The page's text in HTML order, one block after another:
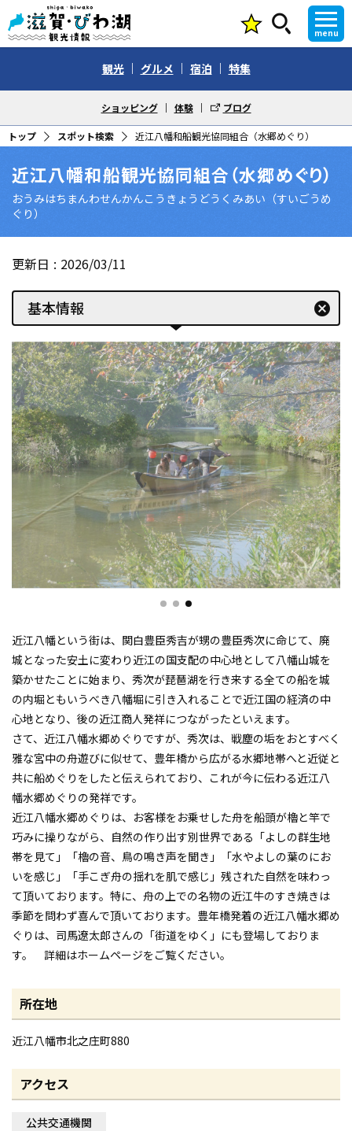
menu
観光 グルメ 宿泊 特集
ショッピング 体験 ブログ
トップ スポット検索 近江八幡和船観光協同組合（水郷めぐり）
近江八幡和船観光協同組合（水郷めぐり）
おうみはちまんわせんかんこうきょうどうくみあい（すいごうめ
ぐり）
更新日 2026/03/11
基本情報 cancel
近江八幡という街は、関白豊臣秀吉が甥の豊臣秀次に命じて、廃
城となった安土に変わり近江の国支配の中心地として八幡山城を
築かせたことに始まり、秀次が琵琶湖を行き来する全ての船を城
の内堀ともいうべき八幡堀に引き入れることで近江国の経済の中
心地となり、後の近江商人発祥につながったといえます。
さて、近江八幡水郷めぐりですが、秀次は、戦塵の垢をおとすべく
雅な宮中の舟遊びに似せて、豊年橋から広がる水郷地帯へと近従と
共に船めぐりをしたと伝えられており、これが今に伝わる近江八
幡水郷めぐりの発祥です。
近江八幡水郷めぐりは、お客様をお乗せした舟を船頭が櫓と竿で
巧みに操りながら、自然の作り出す別世界である「よしの群生地
帯を見て」「櫓の音、鳥の鳴き声を聞き」「水やよしの葉のにお
いを感じ」「手こぎ舟の揺れを肌で感じ」残された自然を味わっ
て頂いております。特に、舟の上での名物の近江牛のすき焼きは
季節を問わず喜んで頂いております。豊年橋発着の近江八幡水郷め
ぐりは、司馬遼太郎さんの「街道をゆく」にも登場しておりま
す。 詳細はホームページをご覧ください。
所在地
近江八幡市北之庄町880
アクセス
公共交通機関